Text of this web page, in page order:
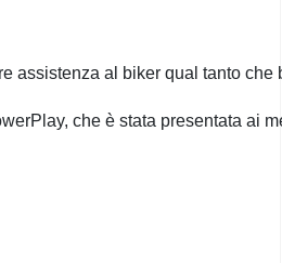
assistenza al biker qual tanto che
che è stata presentata ai